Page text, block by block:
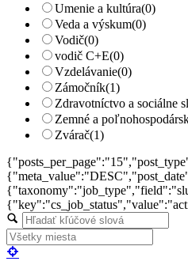
Umenie a kultúra(0)
Veda a výskum(0)
Vodič(0)
vodič C+E(0)
Vzdelávanie(0)
Zámočník(1)
Zdravotníctvo a sociálne
Zemné a
Zvárač(1)